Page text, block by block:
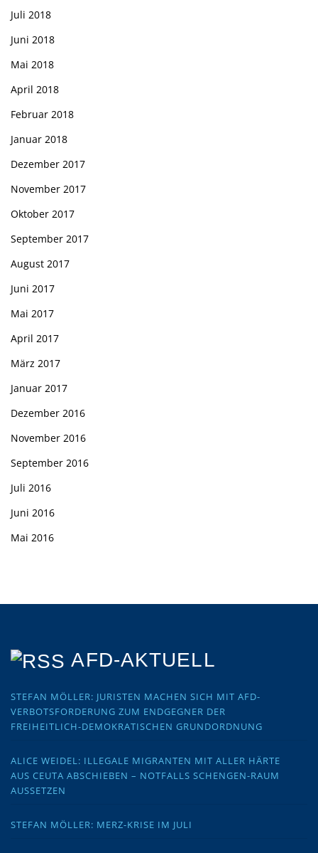
Juli 2018
Juni 2018
Mai 2018
April 2018
Februar 2018
Januar 2018
Dezember 2017
November 2017
Oktober 2017
September 2017
August 2017
Juni 2017
Mai 2017
April 2017
März 2017
Januar 2017
Dezember 2016
November 2016
September 2016
Juli 2016
Juni 2016
Mai 2016
AFD-AKTUELL
STEFAN MÖLLER: JURISTEN MACHEN SICH MIT AFD-
VERBOTSFORDERUNG ZUM ENDGEGNER DER
FREIHEITLICH-DEMOKRATISCHEN GRUNDORDNUNG
ALICE WEIDEL: ILLEGALE MIGRANTEN MIT ALLER HÄRTE
AUS CEUTA ABSCHIEBEN – NOTFALLS SCHENGEN-RAUM
AUSSETZEN
STEFAN MÖLLER: MERZ-KRISE IM JULI